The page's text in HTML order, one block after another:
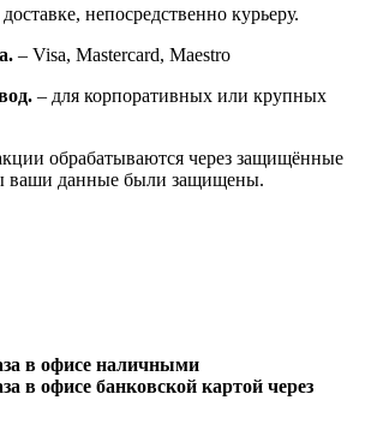
непосредственно курьеру.
– Visa, Mastercard, Maestro
– для корпоративных или крупных
обрабатываются через защищённые
ваши данные были защищены.
в офисе наличными
в офисе банковской картой через